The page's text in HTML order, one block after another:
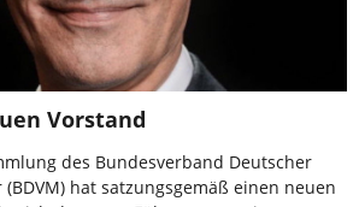
Vorstand
des Bundesverband Deutscher
hat satzungsgemäß einen neuen